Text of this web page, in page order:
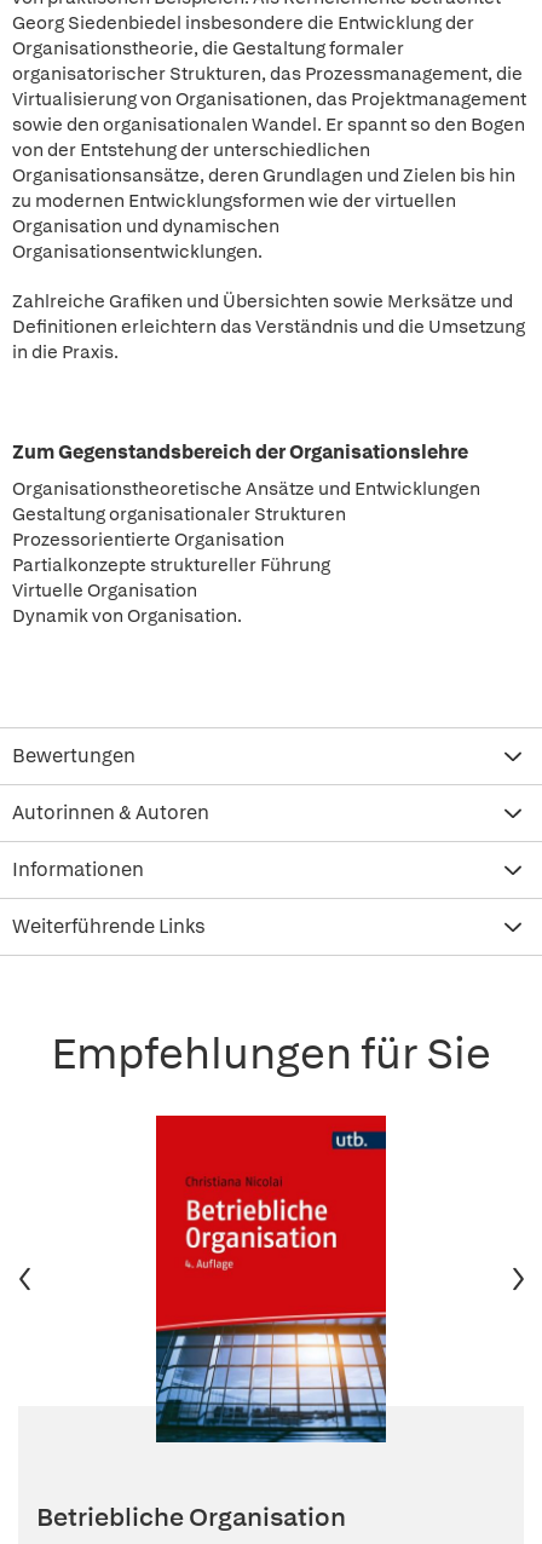
Georg Siedenbiedel insbesondere die Entwicklung der
Organisationstheorie, die Gestaltung formaler
organisatorischer Strukturen, das Prozessmanagement, die
Virtualisierung von Organisationen, das Projektmanagement
sowie den organisationalen Wandel. Er spannt so den Bogen
von der Entstehung der unterschiedlichen
Organisationsansätze, deren Grundlagen und Zielen bis hin
zu modernen Entwicklungsformen wie der virtuellen
Organisation und dynamischen
Organisationsentwicklungen.
Zahlreiche Grafiken und Übersichten sowie Merksätze und
Definitionen erleichtern das Verständnis und die Umsetzung
in die Praxis.
Zum Gegenstandsbereich der Organisationslehre
Organisationstheoretische Ansätze und Entwicklungen
Gestaltung organisationaler Strukturen
Prozessorientierte Organisation
Partialkonzepte struktureller Führung
Virtuelle Organisation
Dynamik von Organisation.
Bewertungen
Autorinnen & Autoren
Informationen
Weiterführende Links
Empfehlungen für Sie
Betriebliche Organisation